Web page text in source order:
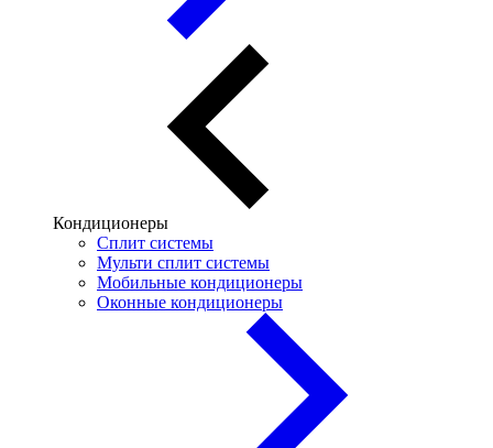
Кондиционеры
Сплит системы
Мульти сплит системы
Мобильные кондиционеры
Оконные кондиционеры